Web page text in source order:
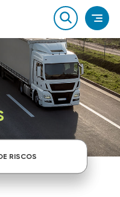
RISCOS
RISCOS